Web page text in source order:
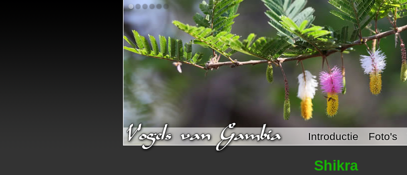
Introductie Foto's
Shikra